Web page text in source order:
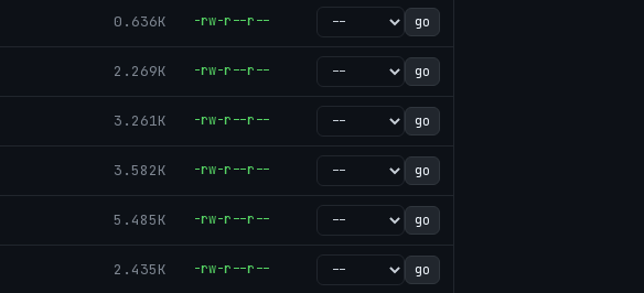
0.636K -rw-r--r-- go
2.269K -rw-r--r-- go
3.261K -rw-r--r-- go
3.582K -rw-r--r-- go
5.485K -rw-r--r-- go
2.435K -rw-r--r-- go